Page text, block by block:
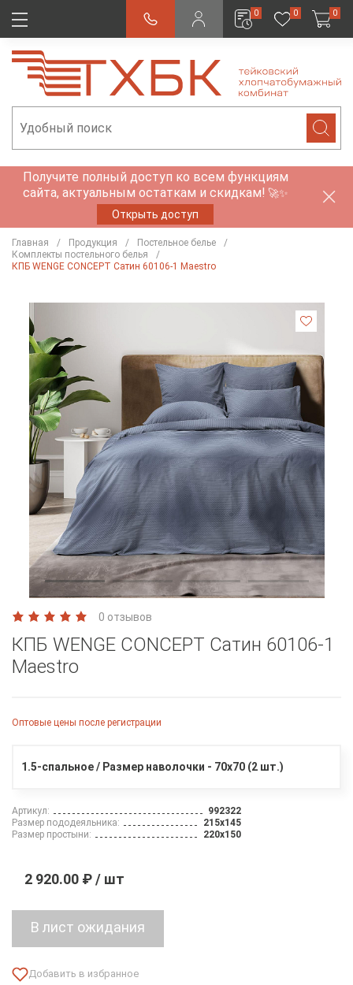
0 0 0
Получите полный доступ ко всем функциям
сайта, актуальным остаткам и скидкам! 🚀✨
Открыть доступ
Главная Продукция
Постельное белье
Комплекты постельного белья
КПБ WENGE CONCEPT Сатин 60106-1 Maestro
0 отзывов
КПБ WENGE CONCEPT Сатин 60106-1
Maestro
Оптовые цены после регистрации
1.5-спальное / Размер наволочки - 70х70 (2 шт.)
Артикул:
992322
Размер пододеяльника:
215х145
Размер простыни:
220х150
2 920.00 ₽ / шт